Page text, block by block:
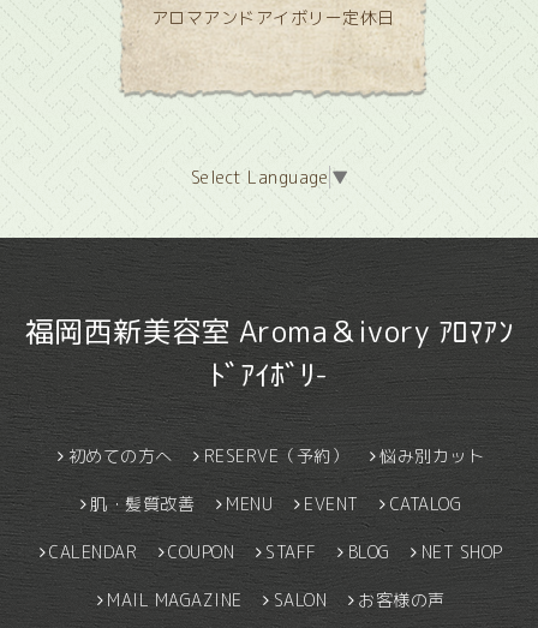
アロマアンドアイボリー定休日
Select Language ▼
福岡西新美容室 Aroma＆ivory ｱﾛﾏｱﾝ
ﾄﾞｱｲﾎﾞﾘ-
初めての方へ RESERVE（予約） 悩み別カット
肌・髪質改善 MENU EVENT CATALOG
CALENDAR COUPON STAFF BLOG NET SHOP
MAIL MAGAZINE SALON お客様の声